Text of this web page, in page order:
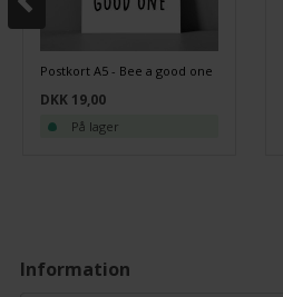
Postkort A5 - Bee a good one
DKK 19,00
På lager
Information